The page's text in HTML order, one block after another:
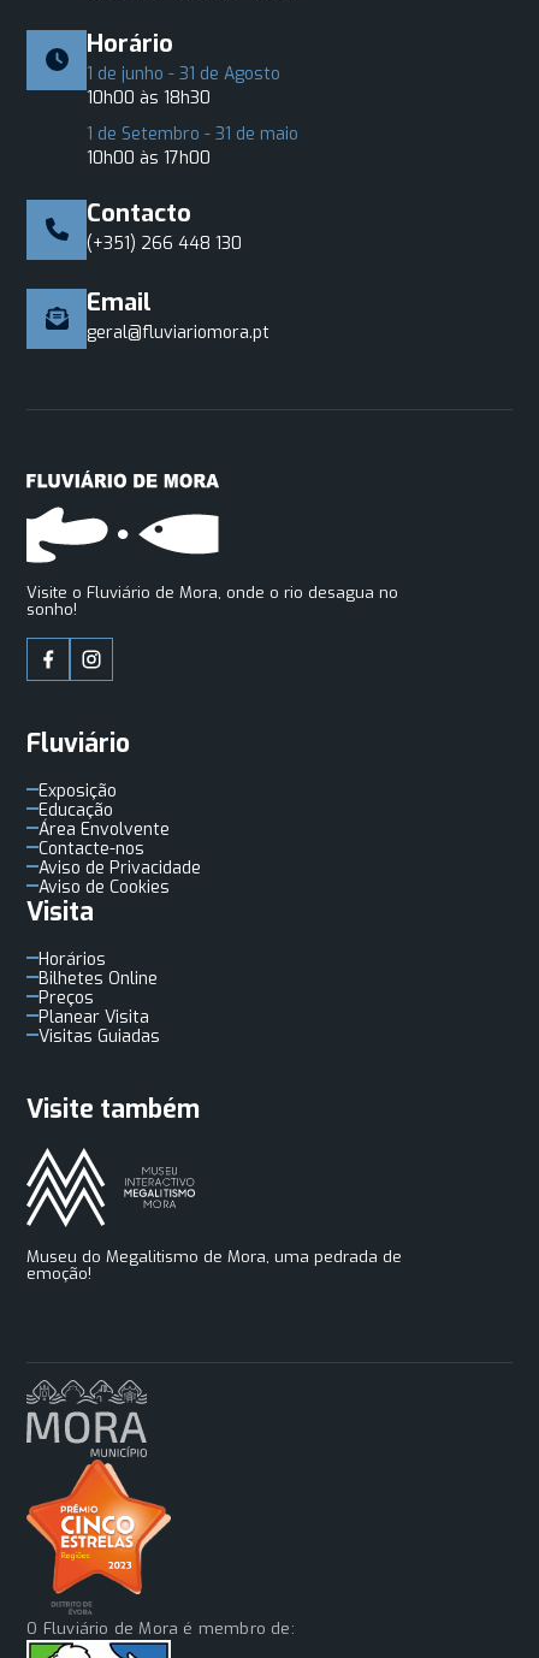
Horário
1 de junho - 31 de Agosto
10h00 às 18h30
1 de Setembro - 31 de maio
10h00 às 17h00
Contacto
(+351) 266 448 130
Email
geral@fluviariomora.pt
Visite o Fluviário de Mora, onde o rio desagua no
sonho!
Fluviário
Exposição
Educação
Área Envolvente
Contacte-nos
Aviso de Privacidade
Aviso de Cookies
Visita
Horários
Bilhetes Online
Preços
Planear Visita
Visitas Guiadas
Visite também
Museu do Megalitismo de Mora, uma pedrada de
emoção!
O Fluviário de Mora é membro de: